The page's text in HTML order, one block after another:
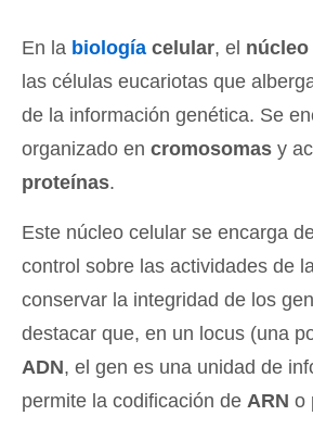
En la biología celular, el núcleo
las células eucariotas que
de la información genética. Se
organizado en cromosomas y
proteínas.
Este núcleo celular se encarga
control sobre las actividades de
conservar la integridad de los
destacar que, en un locus (una
ADN, el gen es una unidad de
permite la codificación de ARN o